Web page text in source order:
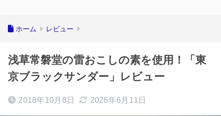
ホーム レビュー
浅草常磐堂の雷おこしの素を使用！「東
京ブラックサンダー」レビュー
2018年10月8日 2026年6月11日